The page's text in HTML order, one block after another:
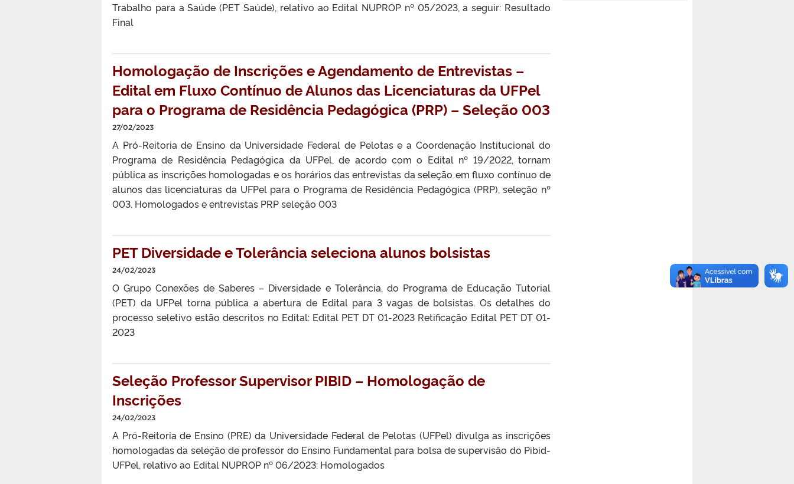
Trabalho para a Saúde (PET Saúde), relativo ao Edital NUPROP nº 05/2023, a seguir: Resultado
Final
Homologação de Inscrições e Agendamento de Entrevistas –
Edital em Fluxo Contínuo de Alunos das Licenciaturas da UFPel
para o Programa de Residência Pedagógica (PRP) – Seleção 003
27/02/2023
A Pró-Reitoria de Ensino da Universidade Federal de Pelotas e a Coordenação Institucional do
Programa de Residência Pedagógica da UFPel, de acordo com o Edital nº 19/2022, tornam
pública as inscrições homologadas e os horários das entrevistas da seleção em fluxo contínuo de
alunos das licenciaturas da UFPel para o Programa de Residência Pedagógica (PRP), seleção nº
003. Homologados e entrevistas PRP seleção 003
PET Diversidade e Tolerância seleciona alunos bolsistas
24/02/2023
O Grupo Conexões de Saberes – Diversidade e Tolerância, do Programa de Educação Tutorial
(PET) da UFPel torna pública a abertura de Edital para 3 vagas de bolsistas. Os detalhes do
processo seletivo estão descritos no Edital: Edital PET DT 01-2023 Retificação Edital PET DT 01-
2023
Seleção Professor Supervisor PIBID – Homologação de
Inscrições
24/02/2023
A Pró-Reitoria de Ensino (PRE) da Universidade Federal de Pelotas (UFPel) divulga as inscrições
homologadas da seleção de professor do Ensino Fundamental para bolsa de supervisão do Pibid-
UFPel, relativo ao Edital NUPROP nº 06/2023: Homologados